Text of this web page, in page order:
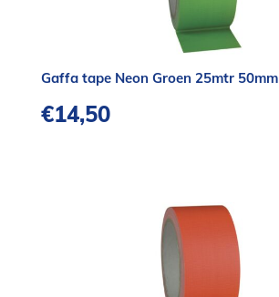
Gaffa tape Neon Groen 25mtr 50mm
€14,50